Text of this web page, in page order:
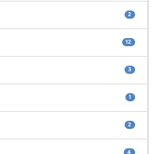
2
12
3
1
2
4